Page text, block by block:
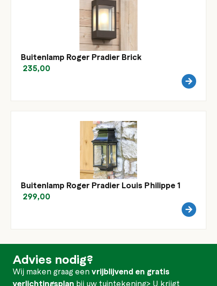
Buitenlamp Roger Pradier Brick
235,00
Buitenlamp Roger Pradier Louis Philippe 1
299,00
Advies nodig?
Wij maken graag eenvrijblijvend en gratis
verlichtingsplan bij uw tuintekening> U krijgt